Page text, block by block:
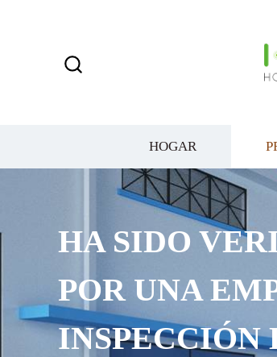
HOGAR
HA SIDO
POR UNA
INSPECCIÓN